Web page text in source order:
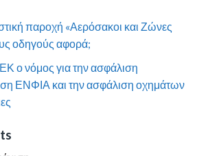
παροχή «Αερόσακοι και Ζώνες
οδηγούς αφορά;
ο νόμος για την ασφάλιση
ΕΝΦΙΑ και την ασφάλιση οχημάτων